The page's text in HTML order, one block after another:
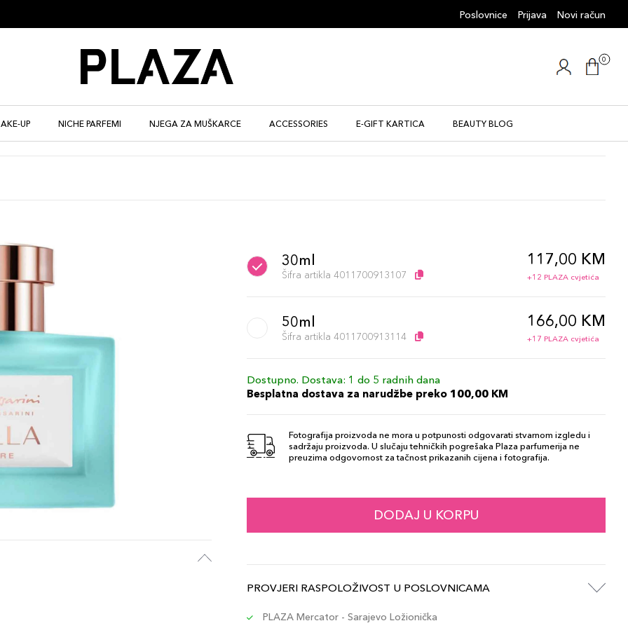
Poslovnice Prijava Novi račun
0
UP NICHE PARFEMI NJEGA ZA MUŠKARCE ACCESSORIES E-GIFT KARTICA BEAUTY BLOG
30ml
Šifra artikla 4011700913107
117,00 KM
+12 PLAZA cvjetića
50ml
Šifra artikla 4011700913114
166,00 KM
+17 PLAZA cvjetića
Dostupno. Dostava: 1 do 5 radnih dana
Besplatna dostava za narudžbe preko 100,00 KM
Fotografija proizvoda ne mora u potpunosti odgovarati stvarnom izgledu i
sadržaju proizvoda. U slučaju tehničkih pogrešaka Plaza parfumerija ne
preuzima odgovornost za tačnost prikazanih cijena i fotografija.
DODAJ U KORPU
PROVJERI RASPOLOŽIVOST U POSLOVNICAMA
PLAZA Mercator - Sarajevo Ložionička